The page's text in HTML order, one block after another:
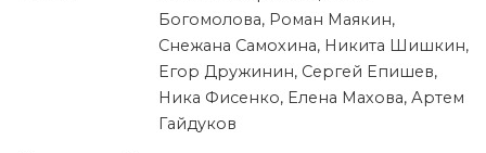
Богомолова, Роман Маякин,
Снежана Самохина, Никита Шишкин,
Егор Дружинин, Сергей Епишев,
Ника Фисенко, Елена Махова, Артем
Гайдуков